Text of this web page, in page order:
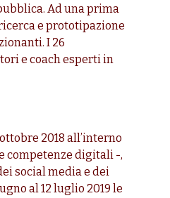
Ad una prima
e prototipazione
I 26
e coach esperti in
2018 all’interno
competenze digitali -,
social media e dei
al 12 luglio 2019 le